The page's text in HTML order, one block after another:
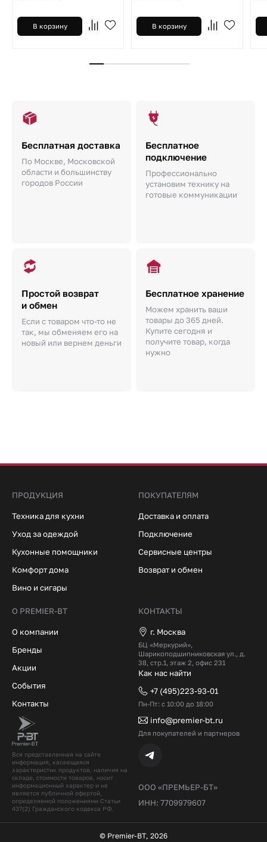
В корзину В корзину
Бесплатная доставка
По Москве, Московской
области и большинству
городов России
Бесплатное
подключение
Профессионально
установим технику на
готовые коммуникации
Простой возврат
и обмен
Если с товаром что-то не
так, мы обменяем его на
новый или вернем деньги
Бесплатное хранение
Можем хранить ваши
товары до 365 дней.
Купите сегодня и
получите товар, когда
нужно
Вся представленная на сайте
информация, касающаяся
характеристик продуктов, наличия на
складе, стоимости товаров, носит
информационный характер и не
является публичной офертой,
определяемой положениями Статьи
437(2) Гражданского кодекcа РФ.
ООО «ПРЕМЬЕР-БТ»
ИНН: 7709979607
ПРОДУКЦИЯ
Техника для кухни
Уход за одеждой
Кухонные помощники
Комфорт дома
Вино и сигары
ПОКУПАТЕЛЯМ
Доставка и оплата
Подключение
Сервисные центры
Возврат и обмен
О PREMIER-BT
О компании
Бренды
Акции
События
Контакты
КОНТАКТЫ
г. Москва
БЦ «Меркурий»,
Шарикоподшипниковская ул., д.
38, стр.1, этаж 2, офис 231
Как нас найти
+7 (495)223-93-01
Пн-Пт: с 10:00 до 18:00
info@premier-bt.ru
Для покупателей и партнеров
© Premier-BT, 2026